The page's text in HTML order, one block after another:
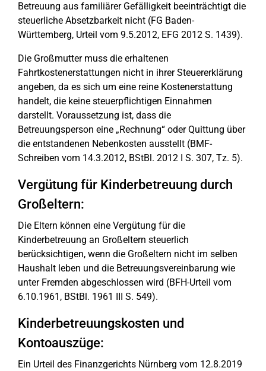
Betreuung aus familiärer Gefälligkeit beeinträchtigt die
steuerliche Absetzbarkeit nicht (FG Baden-
Württemberg, Urteil vom 9.5.2012, EFG 2012 S. 1439).
Die Großmutter muss die erhaltenen
Fahrtkostenerstattungen nicht in ihrer Steuererklärung
angeben, da es sich um eine reine Kostenerstattung
handelt, die keine steuerpflichtigen Einnahmen
darstellt. Voraussetzung ist, dass die
Betreuungsperson eine „Rechnung“ oder Quittung über
die entstandenen Nebenkosten ausstellt (BMF-
Schreiben vom 14.3.2012, BStBl. 2012 I S. 307, Tz. 5).
Vergütung für Kinderbetreuung durch
Großeltern:
Die Eltern können eine Vergütung für die
Kinderbetreuung an Großeltern steuerlich
berücksichtigen, wenn die Großeltern nicht im selben
Haushalt leben und die Betreuungsvereinbarung wie
unter Fremden abgeschlossen wird (BFH-Urteil vom
6.10.1961, BStBl. 1961 III S. 549).
Kinderbetreuungskosten und
Kontoauszüge:
Ein Urteil des Finanzgerichts Nürnberg vom 12.8.2019